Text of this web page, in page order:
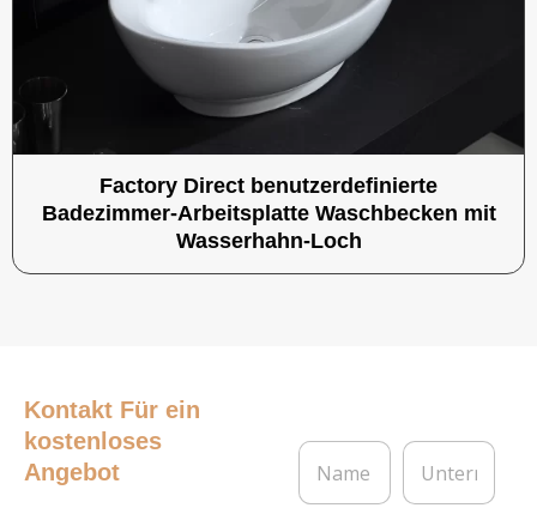
Factory Direct benutzerdefinierte
Badezimmer-Arbeitsplatte Waschbecken mit
Wasserhahn-Loch
Kontakt Für ein
kostenloses
Angebot
N
m
U
t